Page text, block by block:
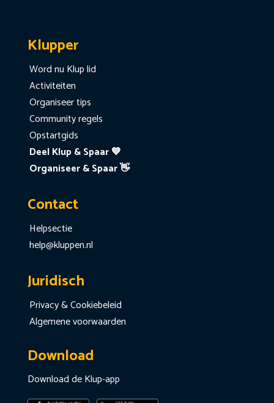
Klupper
Word nu Klup lid
Activiteiten
Organiseer tips
Community regels
Opstartgids
Deel Klup & Spaar 💙
Organiseer & Spaar 👋
Contact
Helpsectie
help@kluppen.nl
Juridisch
Privacy & Cookiebeleid
Algemene voorwaarden
Download
Download de Klup-app